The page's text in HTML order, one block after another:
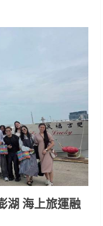
湖 海上旅運融